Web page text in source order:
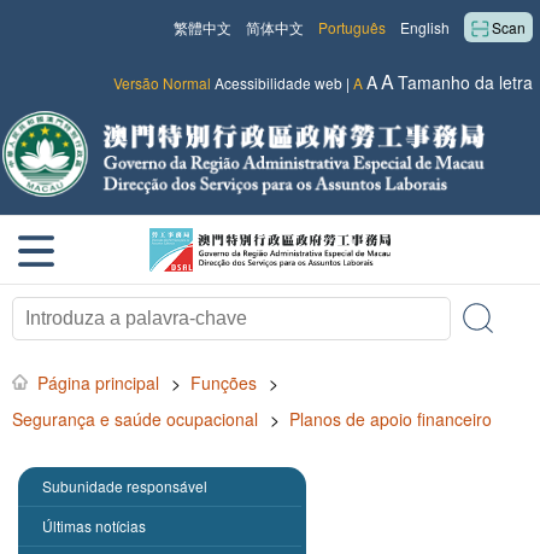
Scan
English
Português
简体中文
繁體中文
Versão Normal Acessibilidade web | AAATamanho da letra
Página principal > Funções >
Segurança e saúde ocupacional > Planos de apoio financeiro
Subunidade responsável
Últimas notícias